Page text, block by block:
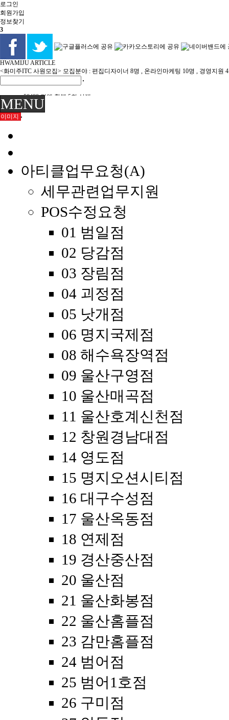
로그인
회원 가입
정보찾기
3
HWAMIJU ARTICLE
<화미주ITC 사원모집> 모집분야 : 편집디자이너 8명 , 온라인마케팅 10명 , 경영지원
58489 전액 환불 5회 삭제
58484 연간회원 취소 전액 환불
MENU
이미지
아티클업무요청(A)
세무관련업무지원
POS수정요청
01 범일점
02 당감점
03 장림점
04 괴정점
05 낫개점
06 명지국제점
08 해수욕장역점
09 울산구영점
10 울산매곡점
11 울산호계신천점
12 창원경남대점
14 영도점
15 명지오션시티점
16 대구수성점
17 울산옥동점
18 연제점
19 경산중산점
20 울산점
21 울산화봉점
22 울산홈플점
23 감만홈플점
24 범어점
25 범어1호점
26 구미점